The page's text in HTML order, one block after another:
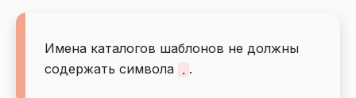
Имена каталогов шаблонов не должны
содержать символа
. .